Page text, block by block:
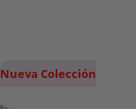
Nueva Colección